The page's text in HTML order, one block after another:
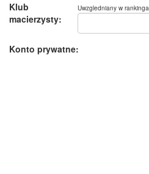
Klub
macierzysty:
Uwzgledniany w
Konto prywatne: